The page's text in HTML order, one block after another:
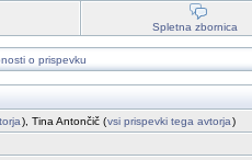
Spletna zbornica
o prispevku
), Tina Antončič (vsi prispevki tega avtorja)